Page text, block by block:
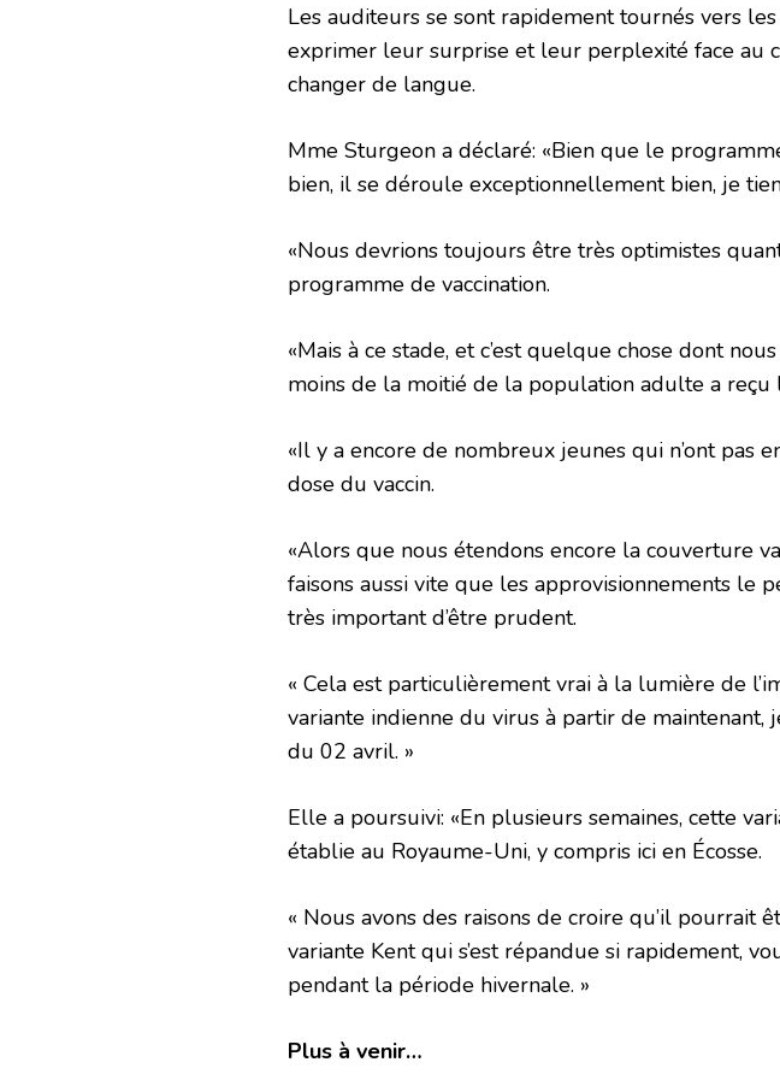
Les auditeurs se sont rapidement tournés vers
exprimer leur surprise et leur perplexité face au
changer de langue.
Mme Sturgeon a déclaré: «Bien que le
bien, il se déroule exceptionnellement bien, je
«Nous devrions toujours être très optimistes
programme de vaccination.
«Mais à ce stade, et c’est quelque chose dont
moins de la moitié de la population adulte a reçu
«Il y a encore de nombreux jeunes qui n’ont pas
dose du vaccin.
«Alors que nous étendons encore la couverture
faisons aussi vite que les approvisionnements le
très important d’être prudent.
« Cela est particulièrement vrai à la lumière de
variante indienne du virus à partir de maintenant,
du 02 avril. »
Elle a poursuivi: «En plusieurs semaines, cette
établie au Royaume-Uni, y compris ici en Écosse.
« Nous avons des raisons de croire qu’il pourrait
variante Kent qui s’est répandue si rapidement,
pendant la période hivernale. »
Plus à venir…